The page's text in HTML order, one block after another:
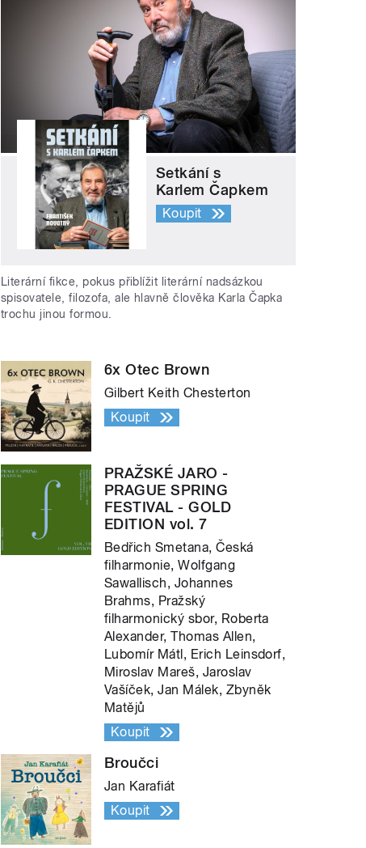
Setkání s
Karlem Čapkem
Koupit
Literární fikce, pokus přiblížit literární nadsázkou
spisovatele, filozofa, ale hlavně člověka Karla Čapka
trochu jinou formou.
6x Otec Brown
Gilbert Keith Chesterton
Koupit
PRAŽSKÉ JARO -
PRAGUE SPRING
FESTIVAL - GOLD
EDITION vol. 7
Bedřich Smetana, Česká
filharmonie, Wolfgang
Sawallisch, Johannes
Brahms, Pražský
filharmonický sbor, Roberta
Alexander, Thomas Allen,
Lubomír Mátl, Erich Leinsdorf,
Miroslav Mareš, Jaroslav
Vašíček, Jan Málek, Zbyněk
Matějů
Koupit
Broučci
Jan Karafiát
Koupit